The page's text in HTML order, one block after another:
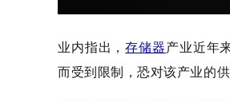
业内指出，存储器产业近年
而受到限制，恐对该产业的